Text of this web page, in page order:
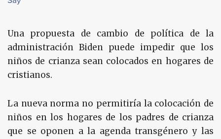
Una propuesta de cambio de política de la
administración Biden puede impedir que los
niños de crianza sean colocados en hogares de
cristianos.
La nueva norma no permitiría la colocación de
niños en los hogares de los padres de crianza
que se oponen a la agenda transgénero y las